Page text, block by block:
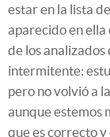
estar en la lista
aparecido en ella
de los
intermitente:
pero no volvió a
aunque estemos
que es correcto y